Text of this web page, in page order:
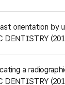
orientation by
DENTISTRY
a
DENTISTRY